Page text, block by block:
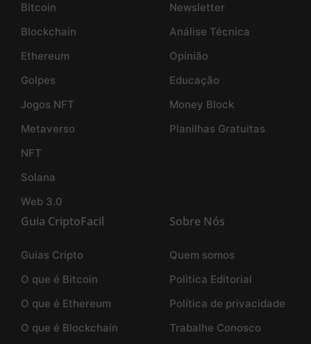
Bitcoin
Blockchain
Ethereum
Golpes
Jogos NFT
Metaverso
NFT
Solana
Web 3.0
Newsletter
Análise Técnica
Opinião
Educação
Money Block
Planilhas Gratuitas
Guia CriptoFacil
Guias Cripto
O que é Bitcoin
O que é Ethereum
O que é Blockchain
Sobre Nós
Quem somos
Politica Editorial
Política de privacidade
Trabalhe Conosco